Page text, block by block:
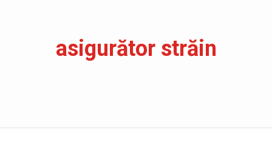
asigurător străin